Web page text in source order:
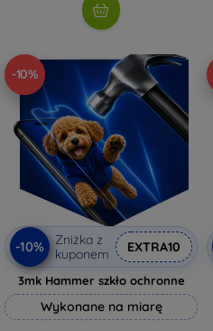
-10%
-10%
Zniżka z
kuponem
EXTRA10
3mk Hammer szkło ochronne
Wykonane na miarę